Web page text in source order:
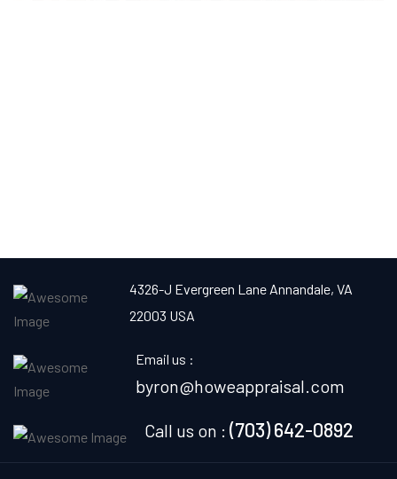
4326-J Evergreen Lane Annandale, VA
22003 USA
Email us :
byron@howeappraisal.com
Call us on : (703) 642-0892